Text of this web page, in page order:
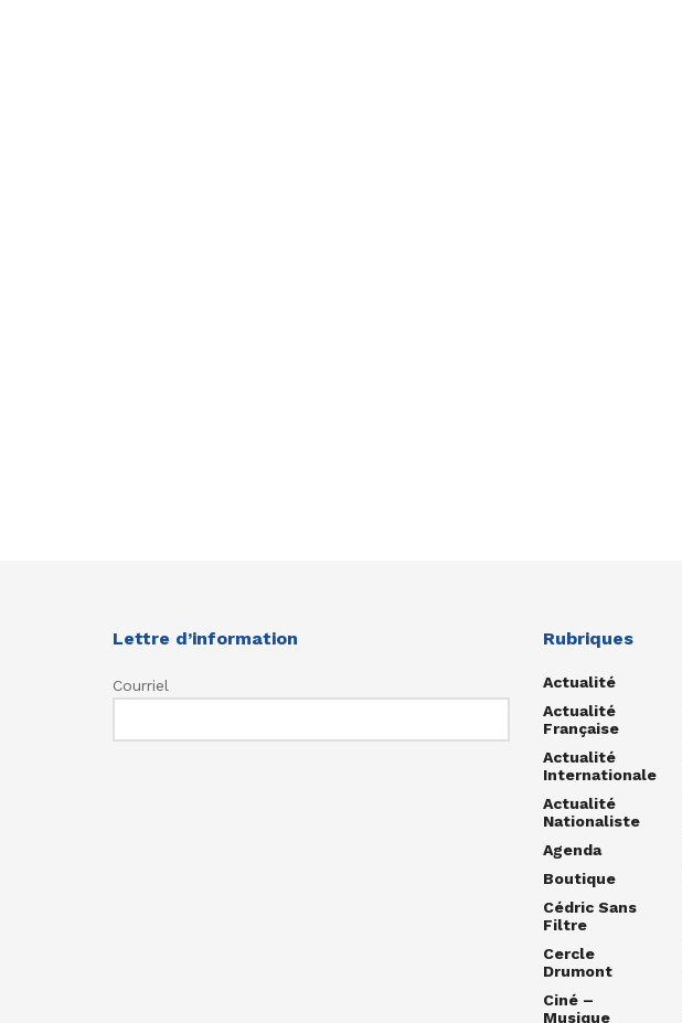
Lettre d’information
Courriel
Rubriques
Actualité
Actualité
Française
Actualité
Internationale
Actualité
Nationaliste
Agenda
Boutique
Cédric Sans
Filtre
Cercle
Drumont
Ciné –
Musique